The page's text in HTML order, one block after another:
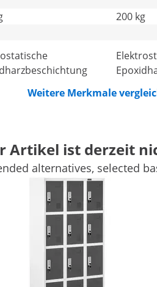
200 kg
Weitere Merkmale
Artikel ist derzeit
alternatives, selected
Schwimmbad
Wertsachen sicher
Grau passt der
Industriebedarf von
abschließbaren